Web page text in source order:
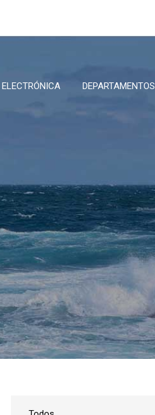
ELECTRÓNICA DEPARTAMENTOS